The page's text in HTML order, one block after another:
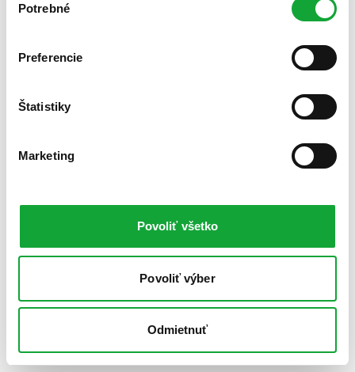
súhlasu
Potrebné
Preferencie
Štatistiky
Marketing
Povoliť všetko
Povoliť výber
Odmietnuť